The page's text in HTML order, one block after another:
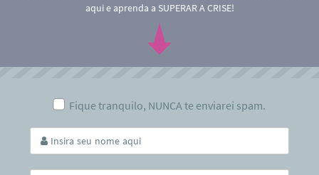
aqui e aprenda a SUPERAR A CRISE!
Fique tranquilo, NUNCA te enviarei spam.